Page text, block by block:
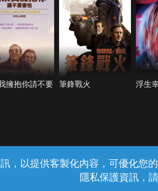
，以提供客製化內容，可優化您
隱私保護資訊，
擁抱你請不要
筆鋒戰火 浮生
中華電信股份有